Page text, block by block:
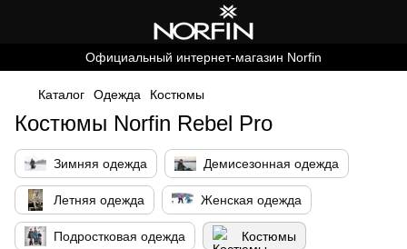
Официальный интернет-магазин Norfin
Каталог Одежда Костюмы
Костюмы Norfin Rebel Pro
Зимняя одежда Демисезонная одежда
Летняя одежда Женская одежда
Подростковая одежда Костюмы